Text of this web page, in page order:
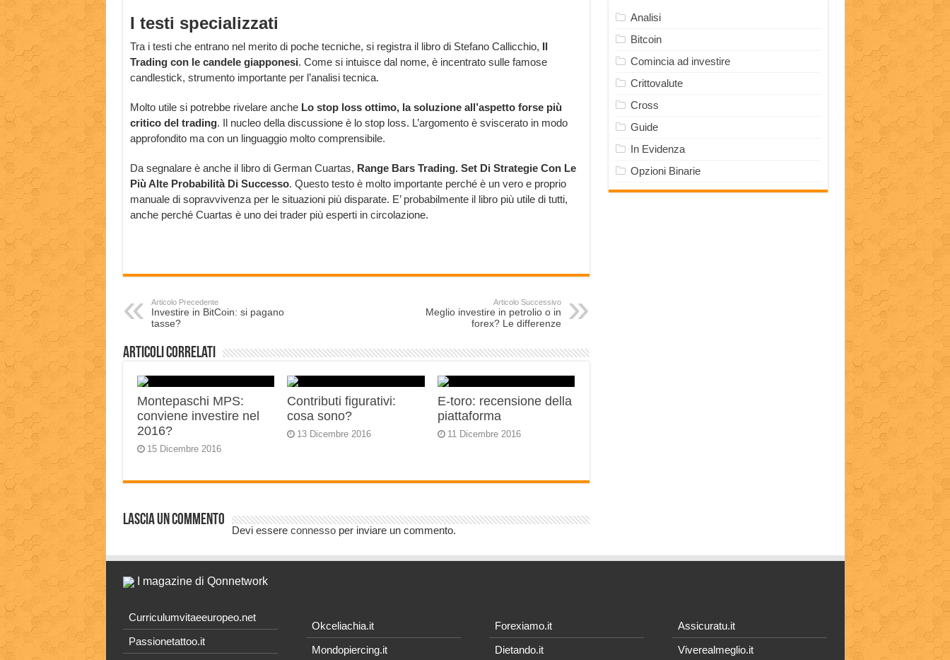
I testi specializzati
Tra i testi che entrano nel merito di poche tecniche, si registra il libro di Stefano Callicchio, Il
Trading con le candele giapponesi. Come si intuisce dal nome, è incentrato sulle famose
candlestick, strumento importante per l’analisi tecnica.
Molto utile si potrebbe rivelare ancheLo stop loss ottimo, la soluzione all’aspetto forse più
critico del trading. Il nucleo della discussione è lo stop loss. L’argomento è sviscerato in modo
approfondito ma con un linguaggio molto comprensibile.
Da segnalare è anche il libro di German Cuartas, Range Bars Trading. Set Di Strategie Con Le
Più Alte Probabilità Di Successo. Questo testo è molto importante perché è un vero e proprio
manuale di sopravvivenza per le situazioni più disparate. E’ probabilmente il libro più utile di tutti,
anche perché Cuartas è uno dei trader più esperti in circolazione.
Articolo Precedente
Investire in BitCoin: si pagano
tasse?
Articolo Successivo
Meglio investire in petrolio o in
forex? Le differenze
Articoli correlati
Montepaschi MPS:
conviene investire nel
2016?
15 Dicembre 2016
Contributi figurativi:
cosa sono?
13 Dicembre 2016
E-toro: recensione della
piattaforma
11 Dicembre 2016
Lascia un commento
Devi essere connessoper inviare un commento.
Analisi
Bitcoin
Comincia ad investire
Crittovalute
Cross
Guide
In Evidenza
Opzioni Binarie
I magazine di Qonnetwork
Curriculumvitaeeuropeo.net
Passionetattoo.it
Okceliachia.it
Mondopiercing.it
Forexiamo.it
Dietando.it
Assicuratu.it
Viverealmeglio.it